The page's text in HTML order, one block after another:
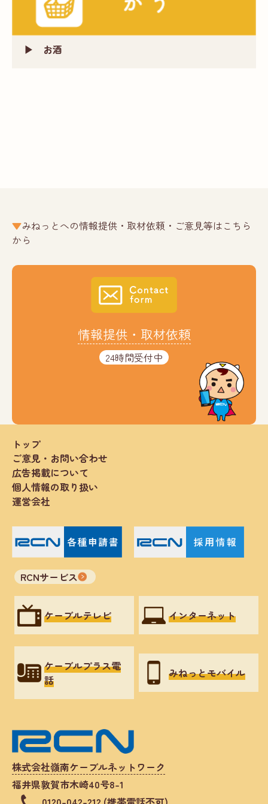
お酒
みねっとへの情報提供・取材依頼・ご意見等はこちら
から
情報提供・取材依頼
24時間受付中
株式会社嶺南ケーブルネットワーク
福井県敦賀市木崎40号8-1
トップ
ご意見・お問い合わせ
広告掲載について
個人情報の取り扱い
運営会社
RCNサービス
ケーブルテレビ インターネット
ケーブルプラス電
話
みねっとモバイル